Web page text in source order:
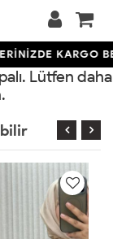
KARGO
Lütfen daha